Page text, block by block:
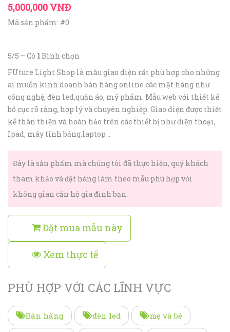
5,000,000 VNĐ
Mã sản phẩm: #0
5/5 – Có 1Bình chọn
FUture Light Shop là mẫu giao diện rất phù hợp cho những
ai muốn kinh doanh bán hàng online các mặt hàng như
công nghệ, đèn led,quần áo, mỹ phẩm. Mẫu web với thiết kế
bố cục rõ ràng, hợp lý và chuyên nghiệp. Giao diện được thiết
kế thân thiện và hoàn hảo trên các thiết bị như điện thoại,
Ipad, máy tính bảng,laptop ..
Đây là sản phẩm mà chúng tôi đã thực hiện, quý khách
tham khảo và đặt hàng làm theo mẫu phù hợp với
không gian căn hộ gia đình bạn.
Đặt mua mẫu này
Xem thực tế
PHÙ HỢP VỚI CÁC LĨNH VỰC
Bán hàng đèn led mẹ và bé